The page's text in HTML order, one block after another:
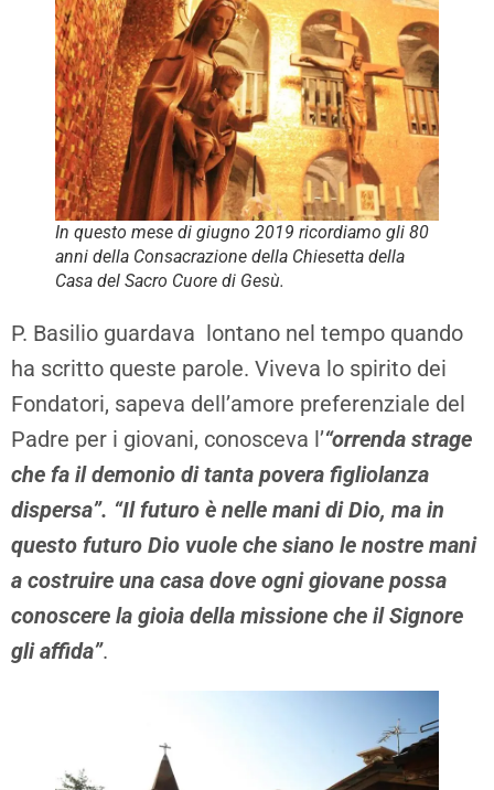
In questo mese di giugno 2019 ricordiamo gli 80
anni della Consacrazione della Chiesetta della
Casa del Sacro Cuore di Gesù.
P. Basilio guardava lontano nel tempo quando
ha scritto queste parole. Viveva lo spirito dei
Fondatori, sapeva dell’amore preferenziale del
Padre per i giovani, conosceva l’“orrenda strage
che fa il demonio di tanta povera figliolanza
dispersa”. “Il futuro è nelle mani di Dio, ma in
questo futuro Dio vuole che siano le nostre mani
a costruire una casa dove ogni giovane possa
conoscere la gioia della missione che il Signore
gli affida”.